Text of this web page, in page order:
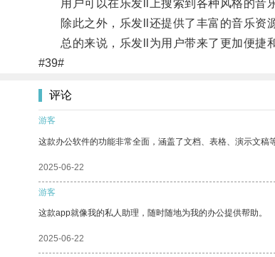
用户可以在乐发ll上搜索到各种风格的音乐
除此之外，乐发ll还提供了丰富的音乐资源
总的来说，乐发ll为用户带来了更加便捷和
#39#
评论
游客
这款办公软件的功能非常全面，涵盖了文档、表格、演示文稿
2025-06-22
游客
这款app就像我的私人助理，随时随地为我的办公提供帮助。
2025-06-22